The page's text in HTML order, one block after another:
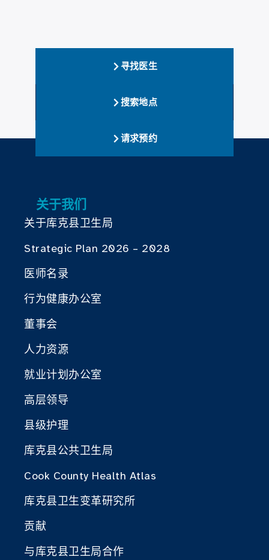
寻找医生
搜索地点
请求预约
关于我们
关于库克县卫生局
Strategic Plan 2026 – 2028
医师名录
行为健康办公室
董事会
人力资源
就业计划办公室
高层领导
县级护理
库克县公共卫生局
Cook County Health Atlas
库克县卫生变革研究所
贡献
与库克县卫生局合作